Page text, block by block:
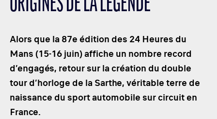
LES CATÉGORIES
HOSPITALITÉS
DÉVELOPPEMENT DURABLE
SEA BY DHL
PARTENAIRES
ORIGINES DE LA LÉGENDE
Alors que la 87e édition des 24 Heures du
Mans (15-16 juin) affiche un nombre record
d’engagés, retour sur la création du double
tour d’horloge de la Sarthe, véritable terre de
naissance du sport automobile sur circuit en
France.